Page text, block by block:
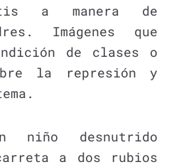
a manera de
Imágenes que
de clases o
la represión y
niño desnutrido
a dos rubios